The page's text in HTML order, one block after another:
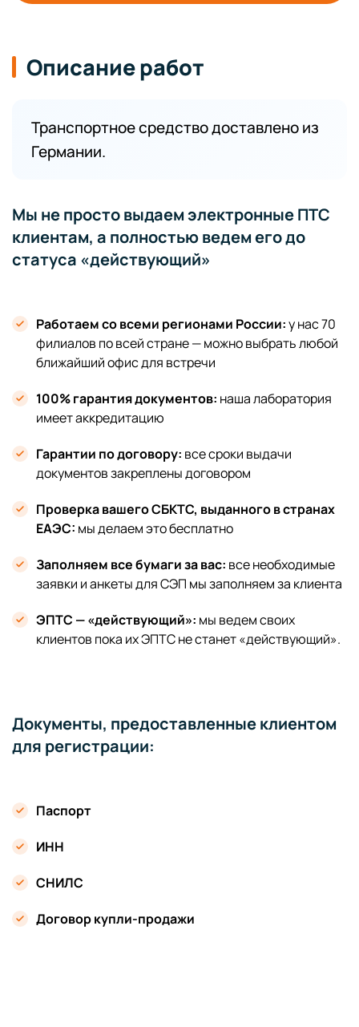
Описание работ
Транспортное средство доставлено из
Германии.
Мы не просто выдаем электронные ПТС
клиентам, а полностью ведем его до
статуса «действующий»
Работаем со всеми регионами России:у нас 70
филиалов по всей стране — можно выбрать любой
ближайший офис для встречи
100% гарантия документов: наша лаборатория
имеет аккредитацию
Гарантии по договору: все сроки выдачи
документов закреплены договором
Проверка вашего СБКТС, выданного в странах
ЕАЭС: мы делаем это бесплатно
Заполняем все бумаги за вас: все необходимые
заявки и анкеты для СЭП мы заполняем за клиента
ЭПТС — «действующий»: мы ведем своих
клиентов пока их ЭПТС не станет «действующий».
Документы, предоставленные клиентом
для регистрации:
Паспорт
ИНН
СНИЛС
Договор купли-продажи